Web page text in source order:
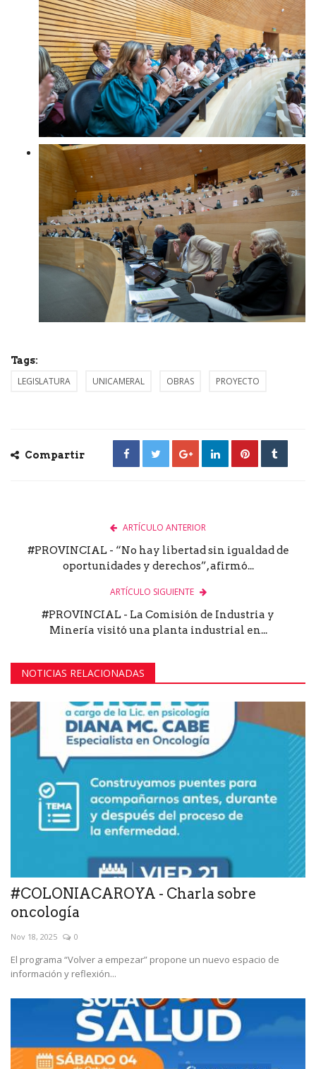
Tags:
LEGISLATURA UNICAMERAL OBRAS PROYECTO
Compartir
ARTÍCULO ANTERIOR
#PROVINCIAL - “No hay libertad sin igualdad de
oportunidades y derechos”, afirmó...
ARTÍCULO SIGUIENTE
#PROVINCIAL - La Comisión de Industria y
Minería visitó una planta industrial en...
NOTICIAS RELACIONADAS
#COLONIACAROYA - Charla sobre
oncología
Nov 18, 2025 0
El programa “Volver a empezar” propone un nuevo espacio de
información y reflexión...